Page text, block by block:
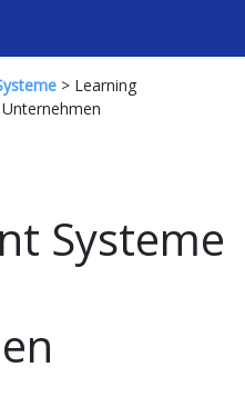
> Learning
Systeme